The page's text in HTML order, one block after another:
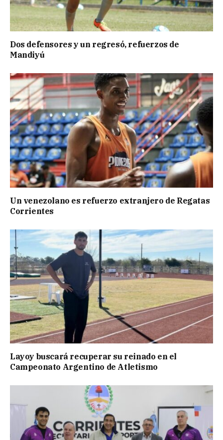
Dos defensores y un regresó, refuerzos de
Mandiyú
Un venezolano es refuerzo extranjero de Regatas
Corrientes
Layoy buscará recuperar su reinado en el
Campeonato Argentino de Atletismo